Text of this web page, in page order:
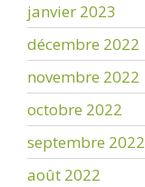
janvier 2023
décembre 2022
novembre 2022
octobre 2022
septembre 2022
août 2022